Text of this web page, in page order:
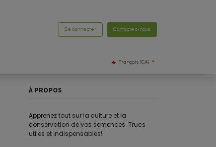
Se connecter Contactez-nous
Français (CA)
À PROPOS
Apprenez tout sur la culture et la
conservation de vos semences. Trucs
utiles et indispensables!